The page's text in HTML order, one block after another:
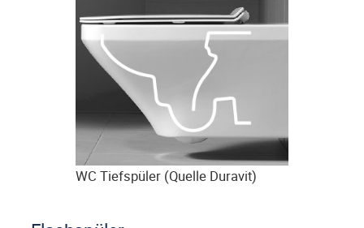
WC Tiefspüler (Quelle Duravit)